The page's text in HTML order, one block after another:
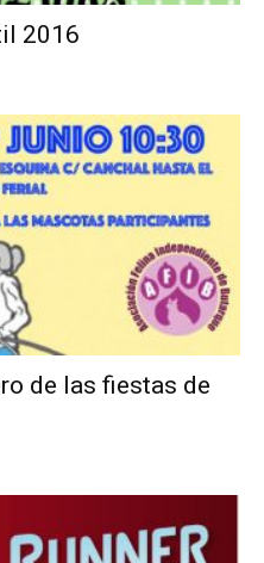
2016
de las fiestas de